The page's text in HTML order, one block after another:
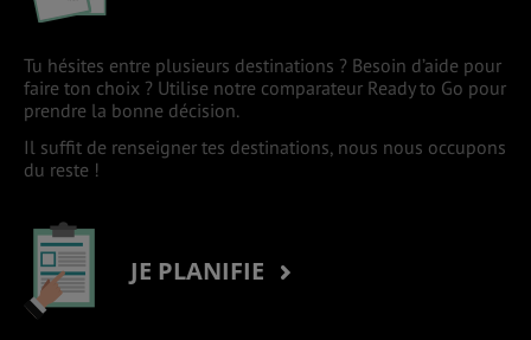
Tu hésites entre plusieurs destinations ? Besoin d’aide pour
faire ton choix ? Utilise notre comparateur Ready to Go pour
prendre la bonne décision.
Il suffit de renseigner tes destinations, nous nous occupons
du reste !
JE PLANIFIE